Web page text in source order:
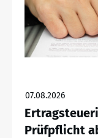
07.08.2026
Prüfpflicht